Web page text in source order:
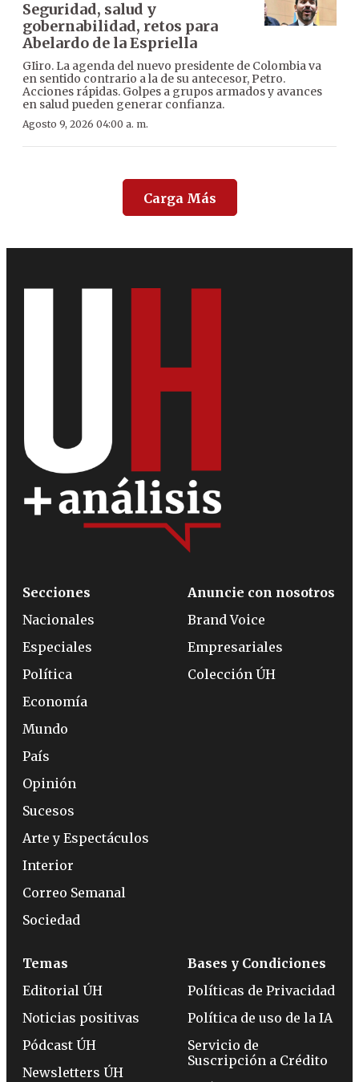
Seguridad, salud y
gobernabilidad, retos para
Abelardo de la Espriella
GIiro. La agenda del nuevo presidente de Colombia va
en sentido contrario a la de su antecesor, Petro.
Acciones rápidas. Golpes a grupos armados y avances
en salud pueden generar confianza.
Agosto 9, 2026 04:00 a. m.
Carga Más
Secciones
Nacionales
Especiales
Política
Economía
Mundo
País
Opinión
Sucesos
Arte y Espectáculos
Interior
Correo Semanal
Sociedad
Anuncie con nosotros
Brand Voice
Empresariales
Colección ÚH
Temas
Editorial ÚH
Noticias positivas
Pódcast ÚH
Newsletters ÚH
Bases y Condiciones
Políticas de Privacidad
Política de uso de la IA
Servicio de
Suscripción a Crédito